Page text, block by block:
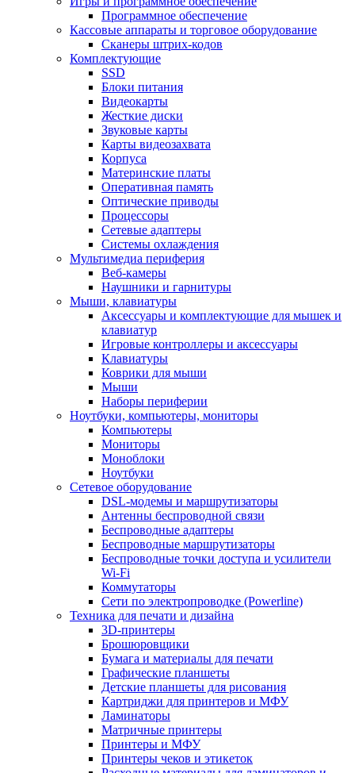
Программное обеспечение
Кассовые аппараты и торговое оборудование
Сканеры штрих-кодов
Комплектующие
SSD
Блоки питания
Видеокарты
Жесткие диски
Звуковые карты
Карты видеозахвата
Корпуса
Материнские платы
Оперативная память
Оптические приводы
Процессоры
Сетевые адаптеры
Системы охлаждения
Мультимедиа периферия
Веб-камеры
Наушники и гарнитуры
Мыши, клавиатуры
Аксессуары и комплектующие для мышек и
клавиатур
Игровые контроллеры и аксессуары
Клавиатуры
Коврики для мыши
Мыши
Наборы периферии
Ноутбуки, компьютеры, мониторы
Компьютеры
Мониторы
Моноблоки
Ноутбуки
Сетевое оборудование
DSL-модемы и маршрутизаторы
Антенны беспроводной связи
Беспроводные адаптеры
Беспроводные маршрутизаторы
Беспроводные точки доступа и усилители
Wi-Fi
Коммутаторы
Сети по электропроводке (Powerline)
Техника для печати и дизайна
3D-принтеры
Брошюровщики
Бумага и материалы для печати
Графические планшеты
Детские планшеты для рисования
Картриджи для принтеров и МФУ
Ламинаторы
Матричные принтеры
Принтеры и МФУ
Принтеры чеков и этикеток